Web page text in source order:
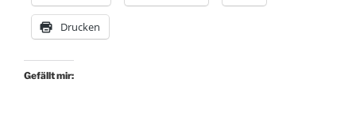
Drucken
Gefällt mir: